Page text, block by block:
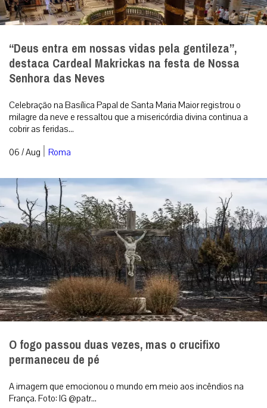
“Deus entra em nossas vidas pela gentileza”,
destaca Cardeal Makrickas na festa de Nossa
Senhora das Neves
Celebração na Basílica Papal de Santa Maria Maior registrou o
milagre da neve e ressaltou que a misericórdia divina continua a
cobrir as feridas...
06 / Aug | Roma
O fogo passou duas vezes, mas o crucifixo
permaneceu de pé
A imagem que emocionou o mundo em meio aos incêndios na
França. Foto: IG @patr...